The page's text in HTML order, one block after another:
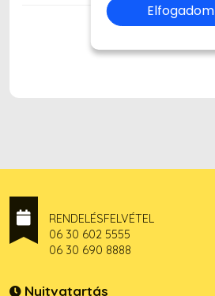
RENDELÉSFELVÉTEL
06 30 602 5555
06 30 690 8888
Nyitvatartás
Elfogadom